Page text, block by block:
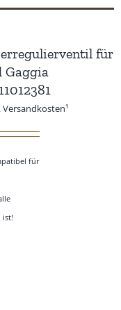
für
Gaggia
Versandkosten¹
für
ist!